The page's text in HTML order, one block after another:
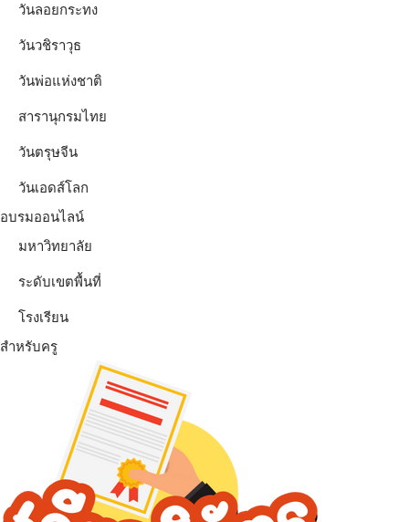
วันลอยกระทง
วันวชิราวุธ
วันพ่อแห่งชาติ
สารานุกรมไทย
วันตรุษจีน
วันเอดส์โลก
อบรมออนไลน์
มหาวิทยาลัย
ระดับเขตพื้นที่
โรงเรียน
สำหรับครู